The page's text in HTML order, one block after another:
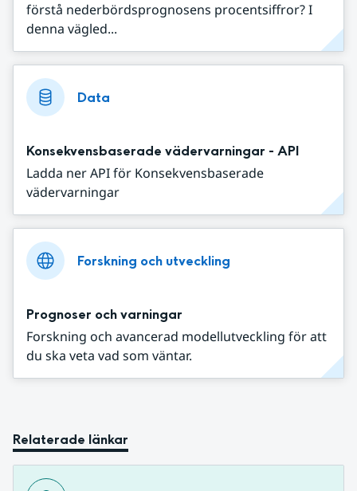
förstå nederbördsprognosens procentsiffror? I
denna vägled...
Data
Konsekvensbaserade vädervarningar - API
Ladda ner API för Konsekvensbaserade
vädervarningar
Forskning och utveckling
Prognoser och varningar
Forskning och avancerad modellutveckling för att
du ska veta vad som väntar.
Relaterade länkar